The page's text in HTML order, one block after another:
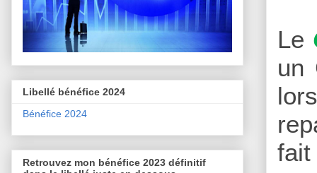
Le
un
fait
Libellé bénéfice 2024
Bénéfice 2024
Retrouvez mon bénéfice 2023 définitif